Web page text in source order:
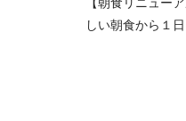
【朝食リニュー
しい朝食から１